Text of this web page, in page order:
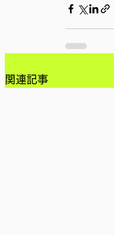
関連記事